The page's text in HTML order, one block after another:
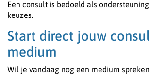
Een consult is bedoeld als
keuzes.
Start direct jouw
medium
Wil je vandaag nog een medium